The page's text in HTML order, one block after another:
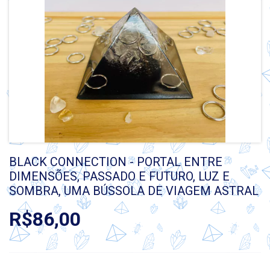
BLACK CONNECTION - PORTAL ENTRE
DIMENSÕES, PASSADO E FUTURO, LUZ E
SOMBRA, UMA BÚSSOLA DE VIAGEM ASTRAL
R$86,00